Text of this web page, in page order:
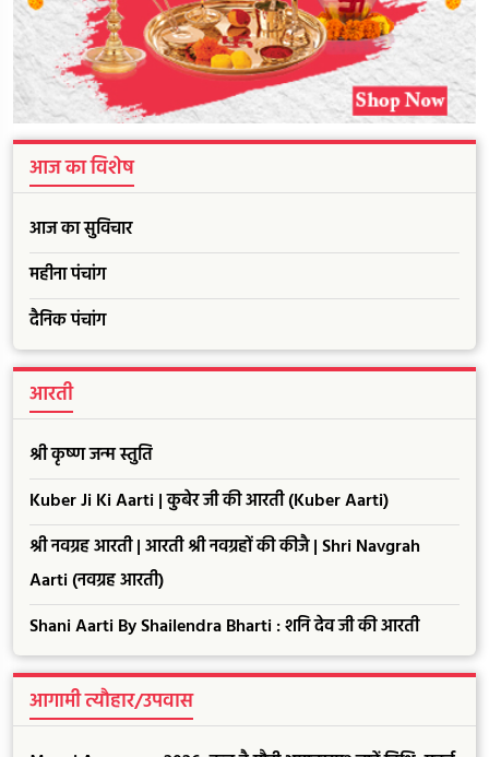
आज का विशेष
आज का सुविचार
महीना पंचांग
दैनिक पंचांग
आरती
श्री कृष्ण जन्म स्तुति
Kuber Ji Ki Aarti | कुबेर जी की आरती (Kuber Aarti)
श्री नवग्रह आरती | आरती श्री नवग्रहों की कीजै | Shri Navgrah
Aarti (नवग्रह आरती)
Shani Aarti By Shailendra Bharti : शनि देव जी की आरती
आगामी त्यौहार/उपवास